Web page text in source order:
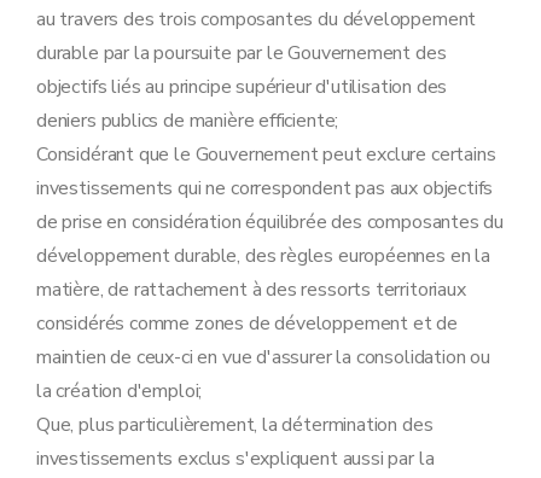
au travers des trois composantes du développement
durable par la poursuite par le Gouvernement des
objectifs liés au principe supérieur d'utilisation des
deniers publics de manière efficiente;
Considérant que le Gouvernement peut exclure certains
investissements qui ne correspondent pas aux objectifs
de prise en considération équilibrée des composantes du
développement durable, des règles européennes en la
matière, de rattachement à des ressorts territoriaux
considérés comme zones de développement et de
maintien de ceux-ci en vue d'assurer la consolidation ou
la création d'emploi;
Que, plus particulièrement, la détermination des
investissements exclus s'expliquent aussi par la